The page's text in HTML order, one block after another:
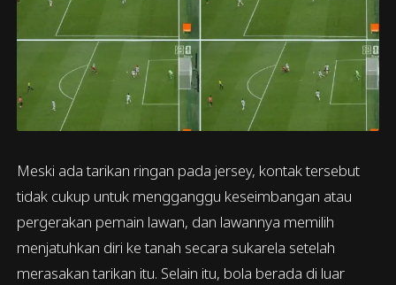
Meski ada tarikan ringan pada jersey, kontak tersebut
tidak cukup untuk mengganggu keseimbangan atau
pergerakan pemain lawan, dan lawannya memilih
menjatuhkan diri ke tanah secara sukarela setelah
merasakan tarikan itu. Selain itu, bola berada di luar